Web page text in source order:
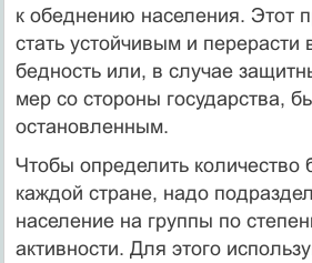
к обеднению населения. Этот
стать устойчивым и перерасти
бедность или, в случае
мер со стороны государства,
остановленным.
Чтобы определить количество
каждой стране, надо
население на группы по
активности. Для этого